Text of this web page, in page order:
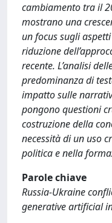
cambiamento tra il
mostrano una
un focus sugli
riduzione
recente. L’analisi
predominanza di
impatto sulle
pongono questioni
costruzione della
necessità di un uso
politica e nella
Parole chiave
Russia-Ukraine
generative artificial